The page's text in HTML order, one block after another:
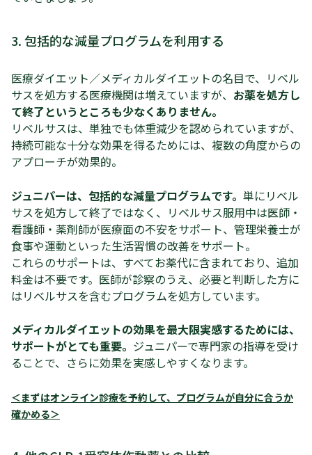
3. 包括的な減量プログラムを利用する
医療ダイエット／メディカルダイエットの名目で、リベル
サスを処方する医療機関は増えていますが、 お薬を処方し
て終了というところも少なくありません。
リベルサスは、単独でも体重減少を認められていますが、
持続可能な十分な効果を得るためには、複数の角度からの
アプローチが効果的。
ジュニパーは、包括的な減量プログラムです。 単にリベル
サスを処方して終了ではなく、リベルサス服用中は医師・
看護師・薬剤師が医療面の不安をサポート、管理栄養士が
食事や運動といった生活習慣の改善をサポート。
これらのサポートは、すべてお薬代に含まれており、追加
料金は不要です。医師が診察のうえ、必要と判断した方に
はリベルサスを含むプログラムを処方しています。
メディカルダイエットの効果を最大限実感するためには、
サポートがとても重要。 ジュニパーで専門家の指導を受け
ることで、さらに効果を実感しやすくなります。
＜まずはオンライン診療を予約して、プログラムが自分に合うか
確かめる＞